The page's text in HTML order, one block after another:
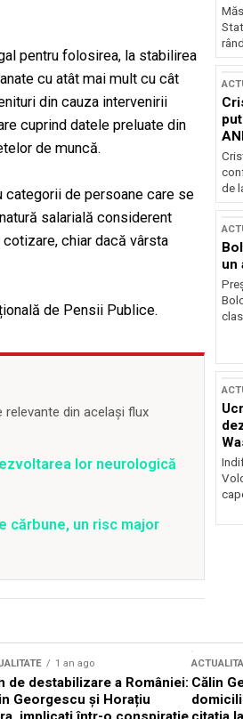
pentru folosirea, la stabilirea
cu atât mai mult cu cât
din cauza intervenirii
cuprind datele preluate din
de muncă.
de persoane care se
salarială considerent
chiar dacă vârsta
de Pensii Publice.
din același flux
lor neurologică
cărbune, un risc major
de
un
1 an ago
de destabilizare a României:
Georgescu și Horațiu
Călin